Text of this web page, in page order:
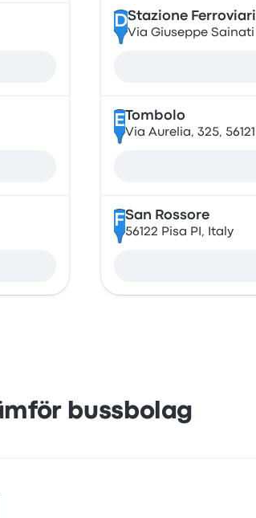
DStazione
Via Giuseppe Sainati
E Tombolo
Via Aurelia, 325,
FSan Rossore
56122 Pisa PI, Italy
bussbolag